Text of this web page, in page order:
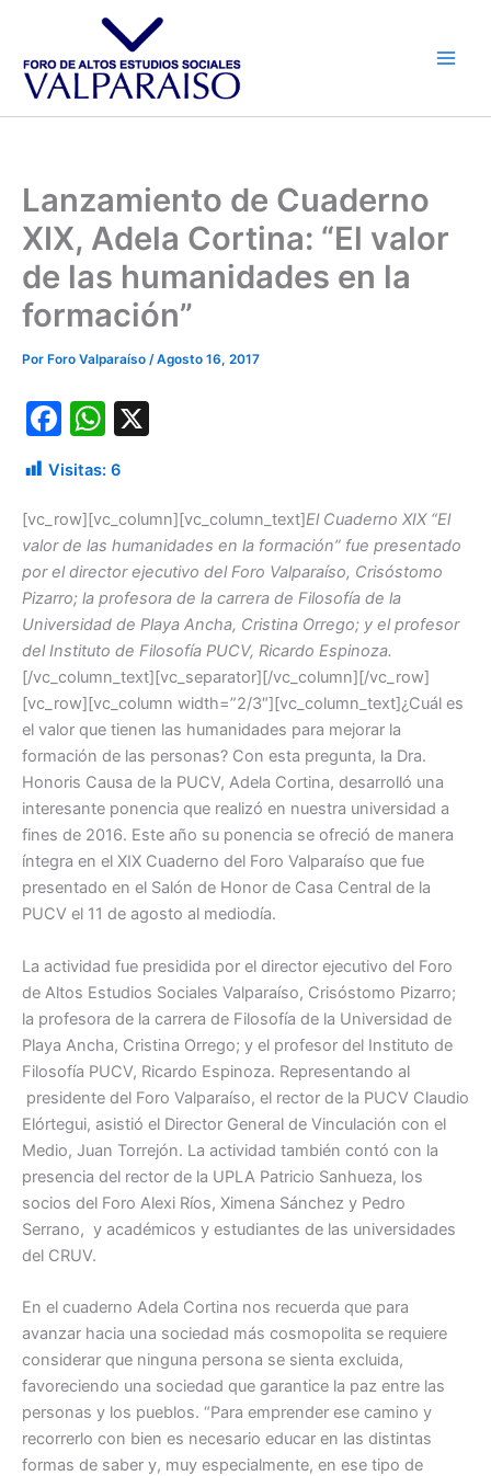
contenido
Lanzamiento de Cuaderno
XIX, Adela Cortina: “El valor
de las humanidades en la
formación”
Por Foro Valparaíso /Agosto 16, 2017
F
a
c
e
b
o
o
k
W
h
at
s
A
p
p
Visitas: 6
[vc_row][vc_column][vc_column_text]El Cuaderno XIX “El
valor de las humanidades en la formación” fue presentado
por el director ejecutivo del Foro Valparaíso, Crisóstomo
Pizarro; la profesora de la carrera de Filosofía de la
Universidad de Playa Ancha, Cristina Orrego; y el profesor
del Instituto de Filosofía PUCV, Ricardo Espinoza.
[/vc_column_text][vc_separator][/vc_column][/vc_row]
[vc_row][vc_column width=”2/3″][vc_column_text]¿Cuál es
el valor que tienen las humanidades para mejorar la
formación de las personas? Con esta pregunta, la Dra.
Honoris Causa de la PUCV, Adela Cortina, desarrolló una
interesante ponencia que realizó en nuestra universidad a
fines de 2016. Este año su ponencia se ofreció de manera
íntegra en el XIX Cuaderno del Foro Valparaíso que fue
presentado en el Salón de Honor de Casa Central de la
PUCV el 11 de agosto al mediodía.
La actividad fue presidida por el director ejecutivo del Foro
de Altos Estudios Sociales Valparaíso, Crisóstomo Pizarro;
la profesora de la carrera de Filosofía de la Universidad de
Playa Ancha, Cristina Orrego; y el profesor del Instituto de
Filosofía PUCV, Ricardo Espinoza. Representando al
presidente del Foro Valparaíso, el rector de la PUCV Claudio
Elórtegui, asistió el Director General de Vinculación con el
Medio, Juan Torrejón. La actividad también contó con la
presencia del rector de la UPLA Patricio Sanhueza, los
socios del Foro Alexi Ríos, Ximena Sánchez y Pedro
Serrano, y académicos y estudiantes de las universidades
del CRUV.
En el cuaderno Adela Cortina nos recuerda que para
avanzar hacia una sociedad más cosmopolita se requiere
considerar que ninguna persona se sienta excluida,
favoreciendo una sociedad que garantice la paz entre las
personas y los pueblos. “Para emprender ese camino y
recorrerlo con bien es necesario educar en las distintas
formas de saber y, muy especialmente, en ese tipo de